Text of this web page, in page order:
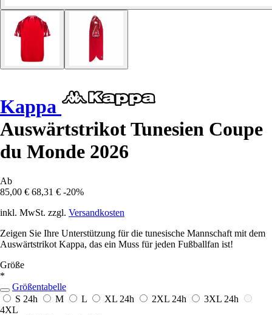
Kappa
Auswärtstrikot Tunesien Coupe
du Monde 2026
Ab
85,00 € 68,31 € -20%
inkl. MwSt. zzgl. Versandkosten
Zeigen Sie Ihre Unterstützung für die tunesische Mannschaft mit dem
Auswärtstrikot Kappa, das ein Muss für jeden Fußballfan ist!
Größe
*
Größentabelle
S 24h M L XL 24h 2XL 24h 3XL 24h
4XL